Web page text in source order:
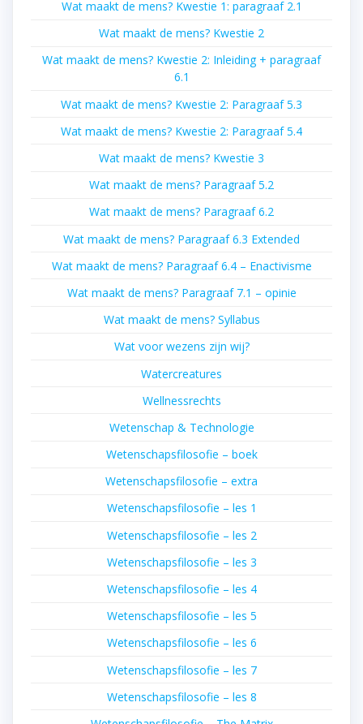
Wat maakt de mens? Kwestie 1: paragraaf 2.1
Wat maakt de mens? Kwestie 2
Wat maakt de mens? Kwestie 2: Inleiding + paragraaf
6.1
Wat maakt de mens? Kwestie 2: Paragraaf 5.3
Wat maakt de mens? Kwestie 2: Paragraaf 5.4
Wat maakt de mens? Kwestie 3
Wat maakt de mens? Paragraaf 5.2
Wat maakt de mens? Paragraaf 6.2
Wat maakt de mens? Paragraaf 6.3 Extended
Wat maakt de mens? Paragraaf 6.4 – Enactivisme
Wat maakt de mens? Paragraaf 7.1 – opinie
Wat maakt de mens? Syllabus
Wat voor wezens zijn wij?
Watercreatures
Wellnessrechts
Wetenschap & Technologie
Wetenschapsfilosofie – boek
Wetenschapsfilosofie – extra
Wetenschapsfilosofie – les 1
Wetenschapsfilosofie – les 2
Wetenschapsfilosofie – les 3
Wetenschapsfilosofie – les 4
Wetenschapsfilosofie – les 5
Wetenschapsfilosofie – les 6
Wetenschapsfilosofie – les 7
Wetenschapsfilosofie – les 8